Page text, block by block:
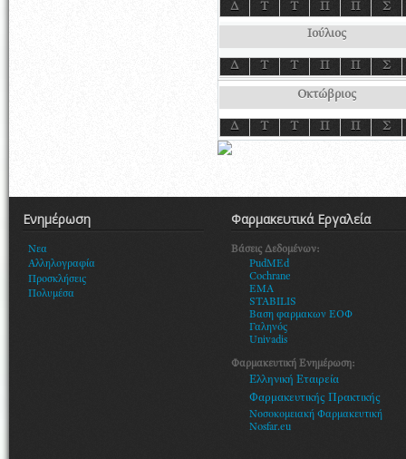
Δ Τ Τ Π Π Σ
Ιούλιος
Δ Τ Τ Π Π Σ
Οκτώβριος
Δ Τ Τ Π Π Σ
Ενημέρωση
Νεα
Αλληλογραφία
Προσκλήσεις
Πολυμέσα
Φαρμακευτικά Εργαλεία
Βάσεις Δεδομένων:
PudMEd
Cochrane
EMA
STABILIS
Βαση φαρμακων ΕΟΦ
Γαληνός
Univadis
Φαρμακευτική Ενημέρωση:
Ελληνική Εταιρεία
Φαρμακευτικής Πρακτικής
Νοσοκομειακή Φαρμακευτική
Nosfar.eu